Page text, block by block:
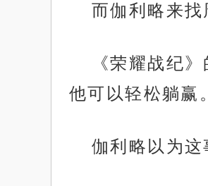
而伽利略来找
《荣耀战纪
他可以轻松躺赢
伽利略以为这